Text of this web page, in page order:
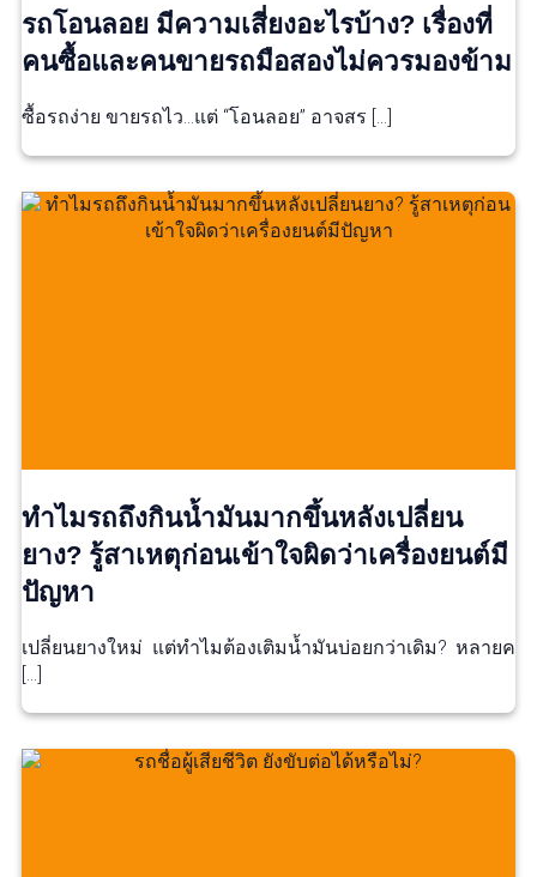
รถโอนลอย มีความเสี่ยงอะไรบ้าง? เรื่องที่
คนซื้อและคนขายรถมือสองไม่ควรมองข้าม
ซื้อรถง่าย ขายรถไว…แต่ “โอนลอย” อาจสร […]
ทำไมรถถึงกินน้ำมันมากขึ้นหลังเปลี่ยน
ยาง? รู้สาเหตุก่อนเข้าใจผิดว่าเครื่องยนต์มี
ปัญหา
เปลี่ยนยางใหม่ แต่ทำไมต้องเติมน้ำมันบ่อยกว่าเดิม? หลายค
[…]